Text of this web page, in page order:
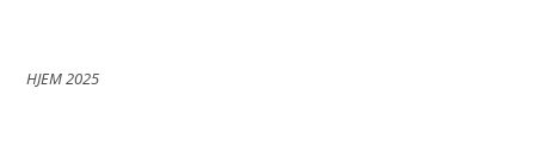
HJEM 2025